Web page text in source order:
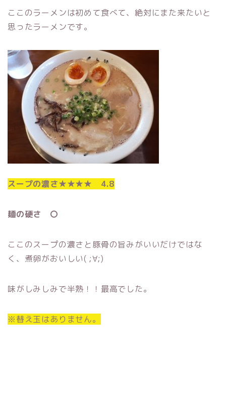
ここのラーメンは初めて食べて、絶対にまた来たいと
思ったラーメンです。
スープの濃さ★★★★ 4.8
麺の硬さ 〇
ここのスープの濃さと豚骨の旨みがいいだけではな
く、煮卵がおいしい( ;∀;)
味がしみしみで半熟！！最高でした。
※替え玉はありません。